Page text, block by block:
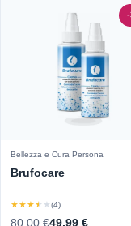
Bellezza e Cura Persona
Brufocare
★★★★★(4)
80,00 €49,99 €